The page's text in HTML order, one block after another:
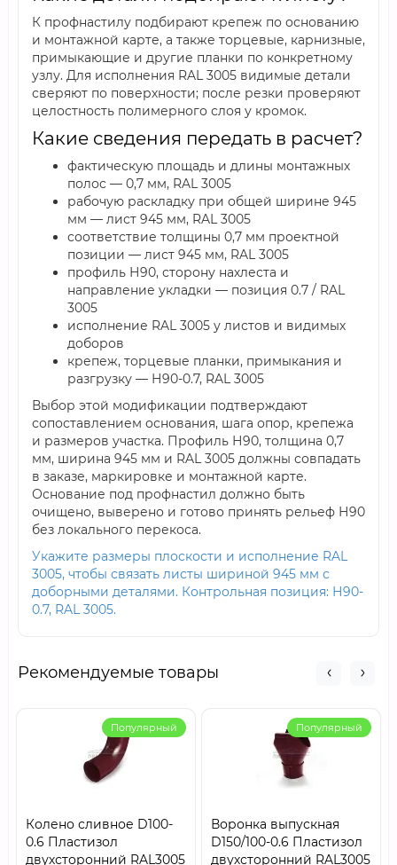
К профнастилу подбирают крепеж по основанию
и монтажной карте, а также торцевые, карнизные,
примыкающие и другие планки по конкретному
узлу. Для исполнения RAL 3005 видимые детали
сверяют по поверхности; после резки проверяют
целостность полимерного слоя у кромок.
Какие сведения передать в расчет?
фактическую площадь и длины монтажных
полос — 0,7 мм, RAL 3005
рабочую раскладку при общей ширине 945
мм — лист 945 мм, RAL 3005
соответствие толщины 0,7 мм проектной
позиции — лист 945 мм, RAL 3005
профиль Н90, сторону нахлеста и
направление укладки — позиция 0.7 / RAL
3005
исполнение RAL 3005 у листов и видимых
доборов
крепеж, торцевые планки, примыкания и
разгрузку — Н90-0.7, RAL 3005
Выбор этой модификации подтверждают
сопоставлением основания, шага опор, крепежа
и размеров участка. Профиль Н90, толщина 0,7
мм, ширина 945 мм и RAL 3005 должны совпадать
в заказе, маркировке и монтажной карте.
Основание под профнастил должно быть
очищено, выверено и готово принять рельеф Н90
без локального перекоса.
Укажите размеры плоскости и исполнение RAL
3005, чтобы связать листы шириной 945 мм с
доборными деталями. Контрольная позиция: Н90-
0.7, RAL 3005.
Рекомендуемые товары
Популярный
Колено сливное D100-
0.6 Пластизол
двухсторонний RAL3005
Популярный
Воронка выпускная
D150/100-0.6 Пластизол
двухсторонний RAL3005